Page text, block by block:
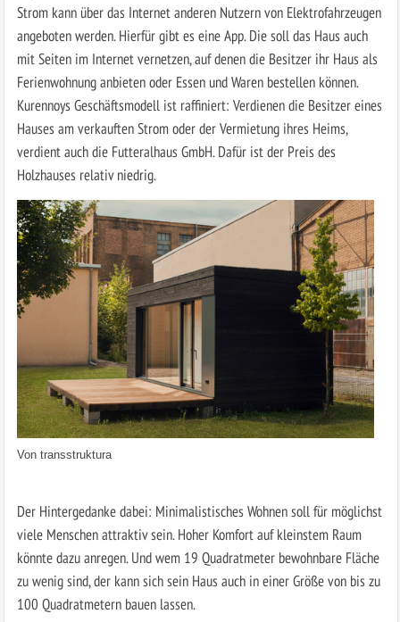
Strom kann über das Internet anderen Nutzern von Elektrofahrzeugen
angeboten werden. Hierfür gibt es eine App. Die soll das Haus auch
mit Seiten im Internet vernetzen, auf denen die Besitzer ihr Haus als
Ferienwohnung anbieten oder Essen und Waren bestellen können.
Kurennoys Geschäftsmodell ist raffiniert: Verdienen die Besitzer eines
Hauses am verkauften Strom oder der Vermietung ihres Heims,
verdient auch die Futteralhaus GmbH. Dafür ist der Preis des
Holzhauses relativ niedrig.
Von transstruktura
Der Hintergedanke dabei: Minimalistisches Wohnen soll für möglichst
viele Menschen attraktiv sein. Hoher Komfort auf kleinstem Raum
könnte dazu anregen. Und wem 19 Quadratmeter bewohnbare Fläche
zu wenig sind, der kann sich sein Haus auch in einer Größe von bis zu
100 Quadratmetern bauen lassen.